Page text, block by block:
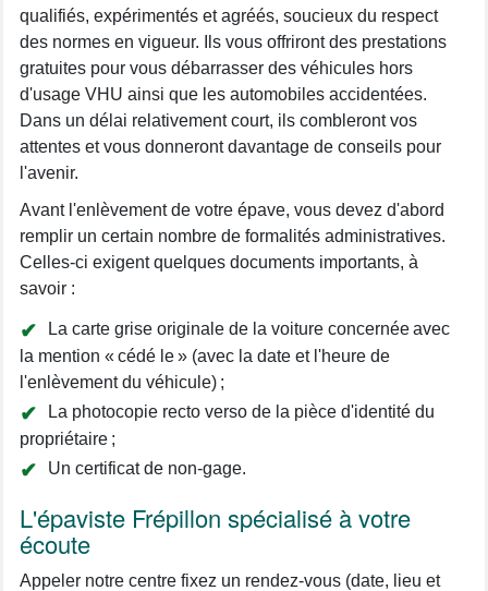
qualifiés, expérimentés et agréés, soucieux du respect
des normes en vigueur. Ils vous offriront des prestations
gratuites pour vous débarrasser des véhicules hors
d'usage VHU ainsi que les automobiles accidentées.
Dans un délai relativement court, ils combleront vos
attentes et vous donneront davantage de conseils pour
l'avenir.
Avant l'enlèvement de votre épave, vous devez d'abord
remplir un certain nombre de formalités administratives.
Celles-ci exigent quelques documents importants, à
savoir :
La carte grise originale de la voiture concernée avec
la mention « cédé le » (avec la date et l'heure de
l'enlèvement du véhicule) ;
La photocopie recto verso de la pièce d'identité du
propriétaire ;
Un certificat de non-gage.
L'épaviste Frépillon spécialisé à votre
écoute
Appeler notre centre fixez un rendez-vous (date, lieu et